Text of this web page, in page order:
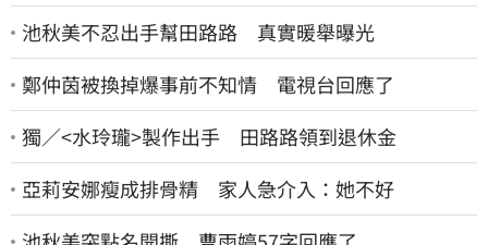
池秋美不忍出手幫田路路 真實暖舉曝光
鄭仲茵被換掉爆事前不知情 電視台回應了
獨／<水玲瓏>製作出手 田路路領到退休金
亞莉安娜瘦成排骨精 家人急介入：她不好